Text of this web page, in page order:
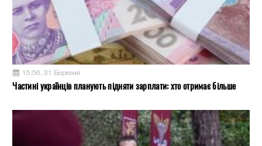
15:56, 31 Березня
Частині українців планують підняти зарплати: хто отримає більше